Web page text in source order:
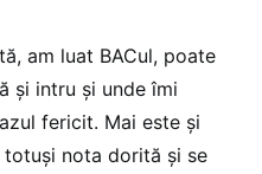
am luat BACul, poate
și intru și unde îmi
fericit. Mai este și
nota dorită și se